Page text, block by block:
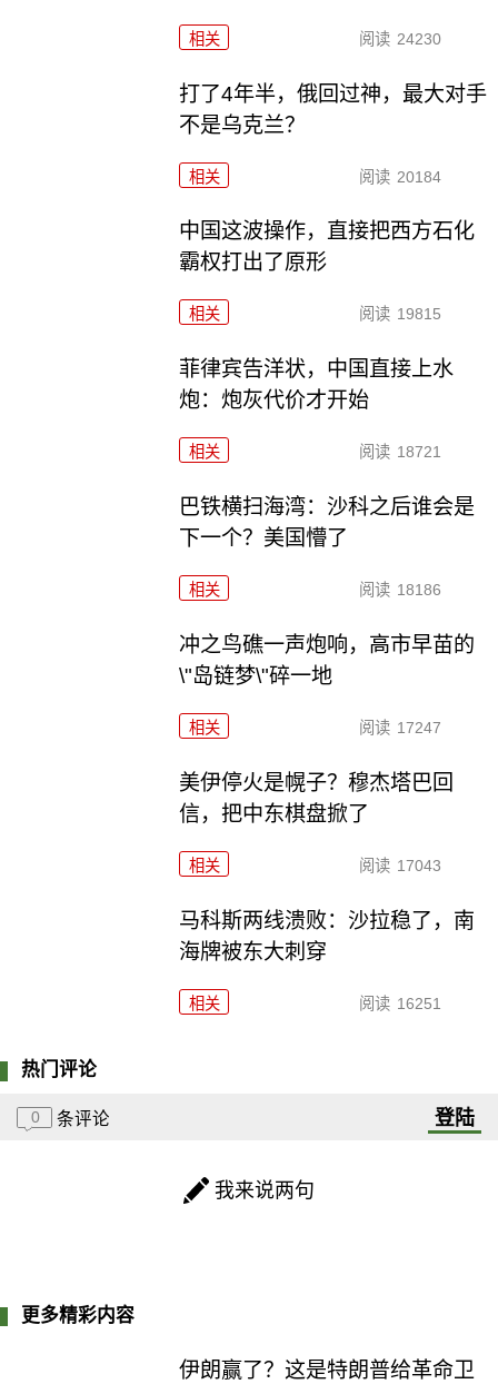
相关 阅读 24230
打了4年半，俄回过神，最大对手
不是乌克兰？
相关 阅读 20184
中国这波操作，直接把西方石化
霸权打出了原形
相关 阅读 19815
菲律宾告洋状，中国直接上水
炮：炮灰代价才开始
相关 阅读 18721
巴铁横扫海湾：沙科之后谁会是
下一个？美国懵了
相关 阅读 18186
冲之鸟礁一声炮响，高市早苗的
\"岛链梦\"碎一地
相关 阅读 17247
美伊停火是幌子？穆杰塔巴回
信，把中东棋盘掀了
相关 阅读 17043
马科斯两线溃败：沙拉稳了，南
海牌被东大刺穿
相关 阅读 16251
热门评论
0 条评论 登陆
我来说两句
更多精彩内容
伊朗赢了？这是特朗普给革命卫